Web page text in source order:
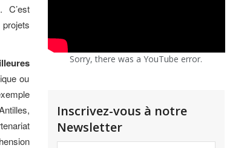
C’est
ou
Sorry, there was a YouTube error.
Inscrivez-vous à notre
Newsletter